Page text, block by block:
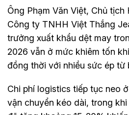
Ông Phạm Văn Việt, Chủ
Công ty TNHH Việt Thắng
trưởng xuất khẩu dệt may
2026 vẫn ở mức khiêm tốn
đồng thời với nhiều sức ép từ
Chi phí logistics tiếp tục neo
vận chuyển kéo dài, trong